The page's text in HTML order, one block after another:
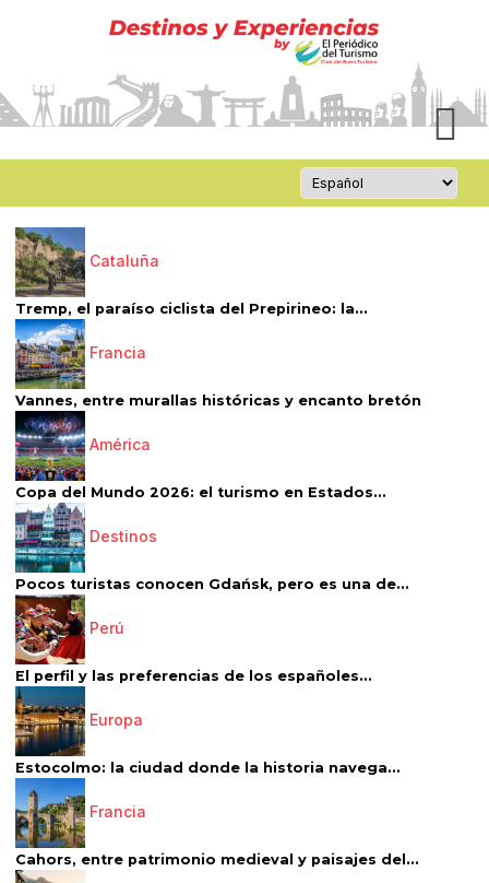
Cataluña
Tremp, el paraíso ciclista del Prepirineo: la...
Francia
Vannes, entre murallas históricas y encanto bretón
América
Copa del Mundo 2026: el turismo en Estados...
Destinos
Pocos turistas conocen Gdańsk, pero es una de...
Perú
El perfil y las preferencias de los españoles...
Europa
Estocolmo: la ciudad donde la historia navega...
Francia
Cahors, entre patrimonio medieval y paisajes del...